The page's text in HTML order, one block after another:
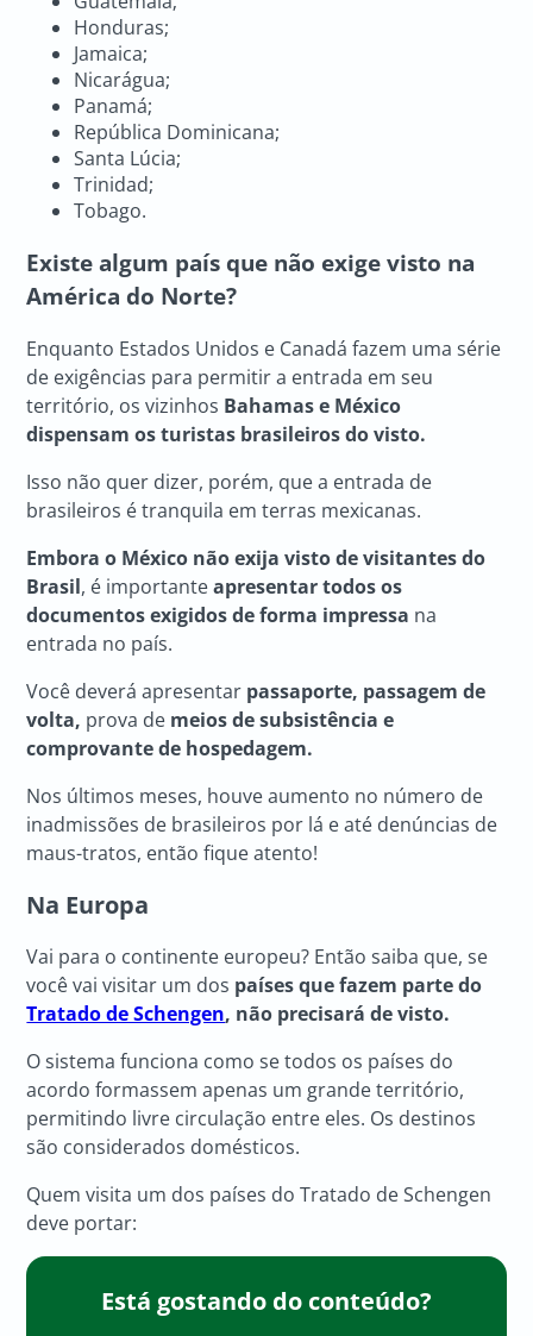
Honduras;
Jamaica;
Nicarágua;
Panamá;
República Dominicana;
Santa Lúcia;
Trinidad;
Tobago.
Existe algum país que não exige visto na
América do Norte?
Enquanto Estados Unidos e Canadá fazem uma série
de exigências para permitir a entrada em seu
território, os vizinhos Bahamas e México
dispensam os turistas brasileiros do visto.
Isso não quer dizer, porém, que a entrada de
brasileiros é tranquila em terras mexicanas.
Embora o México não exija visto de visitantes do
Brasil, é importanteapresentar todos os
documentos exigidos de forma impressa na
entrada no país.
Você deverá apresentar passaporte, passagem de
volta, prova de meios de subsistência e
comprovante de hospedagem.
Nos últimos meses, houve aumento no número de
inadmissões de brasileiros por lá e até denúncias de
maus-tratos, então fique atento!
Na Europa
Vai para o continente europeu? Então saiba que, se
você vai visitar um dos países que fazem parte do
Tratado de Schengen, não precisará de visto.
O sistema funciona como se todos os países do
acordo formassem apenas um grande território,
permitindo livre circulação entre eles. Os destinos
são considerados domésticos.
Quem visita um dos países do Tratado de Schengen
deve portar:
Está gostando do conteúdo?